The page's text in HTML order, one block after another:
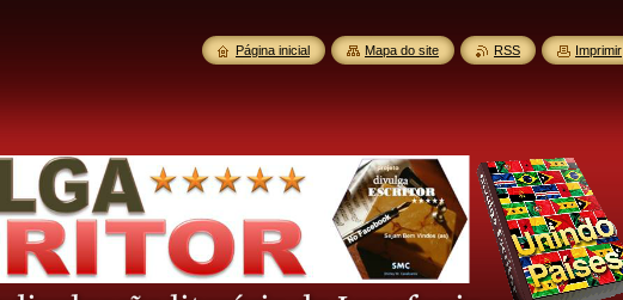
Página inicial Mapa do site RSS Imprimir